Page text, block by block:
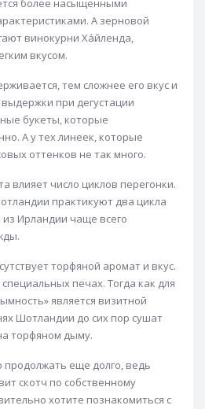
Виски Grand Macnish
12 лет
Grant's 8 лет
Hankey Bannister
Виски Heaven Hill
Highland Park 12 лет
Виски ileach
Виски J&B
Виски Jack Daniels
Jack Daniels
Jim Beam
Johnnie Walker
10 лет
Виски Jura 16 лет
Kilbeggan
King Robert
Knockando
Виски Label 5
Lagavulin 16 лет
Laphroaig 10 лет
более насыщенными
А зерновой
винокурни Ха́йленда,
вкусом.
тем сложнее его вкус и
при дегустации
букеты, которые
А у тех линеек, которые
оттенков не так много.
влияет число циклов перегонки.
практикуют два цикла
из Ирландии чаще всего
торфяной аромат и вкус.
печах. Тогда как для
является визитной
Шотландии до сих пор сушат
торфяном дыму.
продолжать еще долго, ведь
скотч по собственному
хотите познакомиться с